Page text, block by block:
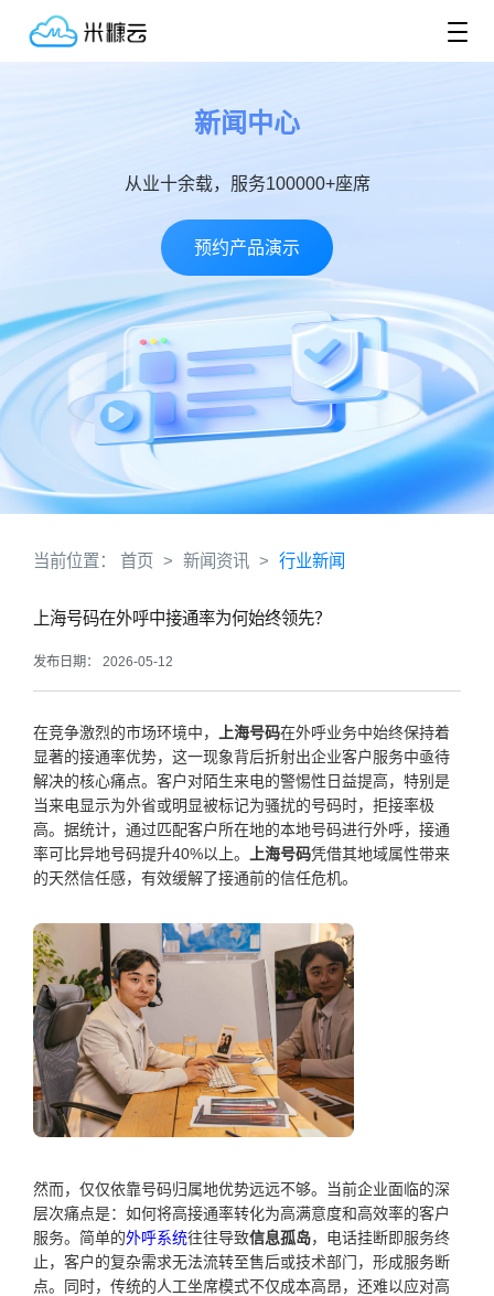
新闻中心
从业十余载，服务100000+座席
预约产品演示
当前位置： 首页 > 新闻资讯 > 行业新闻
上海号码在外呼中接通率为何始终领先？
发布日期： 2026-05-12
在竞争激烈的市场环境中， 上海号码在外呼业务中始终保持着
显著的接通率优势，这一现象背后折射出企业客户服务中亟待
解决的核心痛点。客户对陌生来电的警惕性日益提高，特别是
当来电显示为外省或明显被标记为骚扰的号码时，拒接率极
高。据统计，通过匹配客户所在地的本地号码进行外呼，接通
率可比异地号码提升40%以上。
上海号码凭借其地域属性带来
的天然信任感，有效缓解了接通前的信任危机。
然而，仅仅依靠号码归属地优势远远不够。当前企业面临的深
层次痛点是：如何将高接通率转化为高满意度和高效率的客户
服务。简单的外呼系统往往导致信息孤岛，电话挂断即服务终
止，客户的复杂需求无法流转至售后或技术部门，形成服务断
点。同时，传统的人工坐席模式不仅成本高昂，还难以应对高